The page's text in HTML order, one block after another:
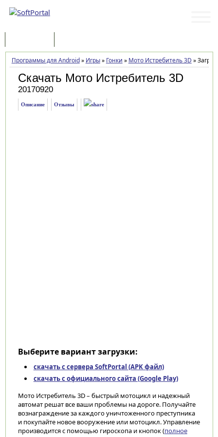
Программы для Android» Игры» Гонки » Мото Истребитель 3D »
Скачать Мото Истребитель 3D
20170920
Описание Отзывы
Выберите вариант загрузки:
скачать с сервера SoftPortal (APK файл)
скачать с официального сайта (Google Play)
Мото Истребитель 3D – быстрый мотоцикл и надежный
автомат решат все ваши проблемы на дороге. Получайте
вознаграждение за каждого уничтоженного преступника
и покупайте новое вооружение или мотоцикл. Управление
производится с помощью гироскопа и кнопок (полное